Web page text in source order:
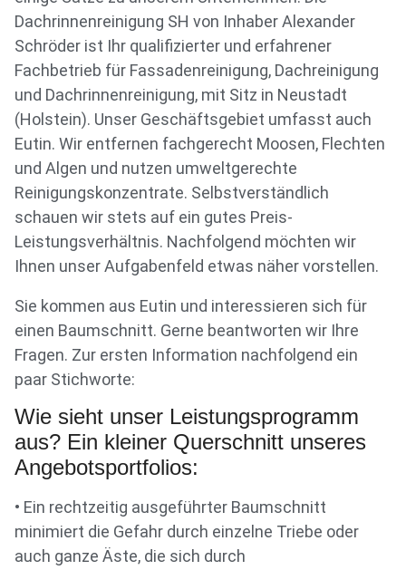
Dachrinnenreinigung SH von Inhaber Alexander
Schröder ist Ihr qualifizierter und erfahrener
Fachbetrieb für Fassadenreinigung, Dachreinigung
und Dachrinnenreinigung, mit Sitz in Neustadt
(Holstein). Unser Geschäftsgebiet umfasst auch
Eutin. Wir entfernen fachgerecht Moosen, Flechten
und Algen und nutzen umweltgerechte
Reinigungskonzentrate. Selbstverständlich
schauen wir stets auf ein gutes Preis-
Leistungsverhältnis. Nachfolgend möchten wir
Ihnen unser Aufgabenfeld etwas näher vorstellen.
Sie kommen aus Eutin und interessieren sich für
einen Baumschnitt. Gerne beantworten wir Ihre
Fragen. Zur ersten Information nachfolgend ein
paar Stichworte:
Wie sieht unser Leistungsprogramm
aus? Ein kleiner Querschnitt unseres
Angebotsportfolios:
• Ein rechtzeitig ausgeführter Baumschnitt
minimiert die Gefahr durch einzelne Triebe oder
auch ganze Äste, die sich durch